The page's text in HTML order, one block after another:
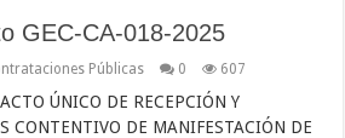
GEC-CA-018-2025
Públicas 0 607
ÚNICO DE RECEPCIÓN Y
CONTENTIVO DE MANIFESTACIÓN DE